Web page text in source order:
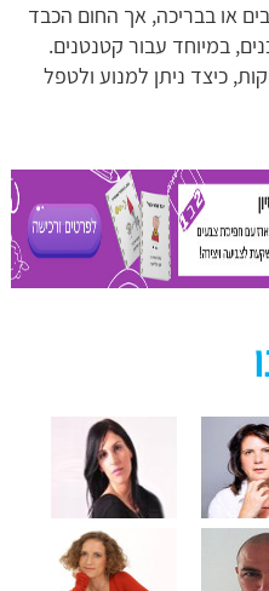
או בבריכה, אך החום הכבד
במיוחד עבור קטנטנים.
כיצד ניתן למנוע ולטפל